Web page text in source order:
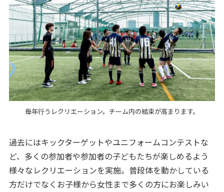
毎年行うレクリエーション。チーム内の結束が高まります。
過去にはキックターゲットやユニフォームコンテストな
ど、多くの参加者や参加者の子どもたちが楽しめるよう
様々なレクリエーションを実施。普段体を動かしている
方だけでなくお子様から女性まで多くの方にお楽しみい